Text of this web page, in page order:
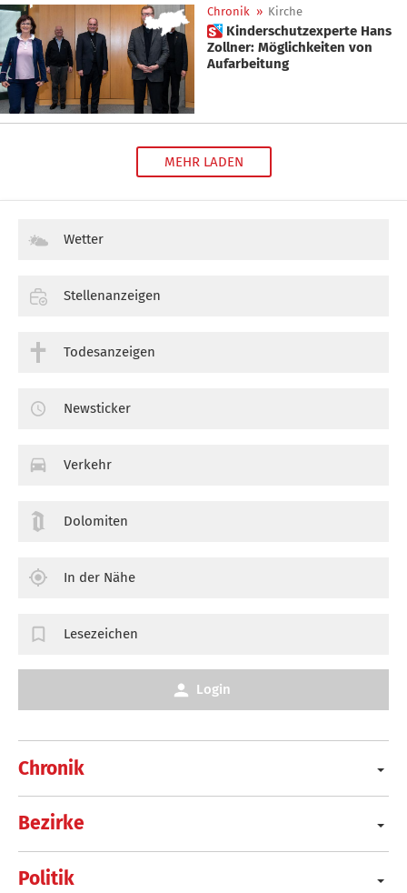
Chronik » Kirche
 Kinderschutzexperte Hans
Zollner: Möglichkeiten von
Aufarbeitung
MEHR LADEN
Chronik
Bezirke
Politik
Wetter
Stellenanzeigen
Todesanzeigen
Newsticker
Verkehr
Dolomiten
In der Nähe
Lesezeichen
Login